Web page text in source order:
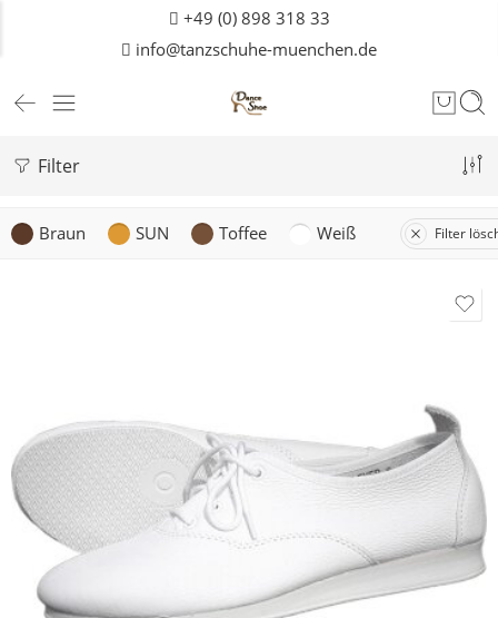
+49 (0) 898 318 33
info@tanzschuhe-muenchen.de
Filter
Braun SUN Toffee Weiß Filter